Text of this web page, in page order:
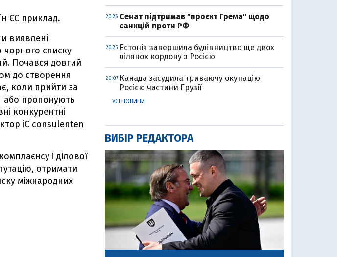
ЄС приклад.
виявлені
чорного списку
Почався довгий
до створення
коли прийти за
або пропонують
конкурентні
iC consulenten
і ділової
отримати
міжнародних
20:26 Cенат підтримав "проєкт Грема" щодо
санкцій проти РФ
20:25 Естонія завершила будівництво ще двох
ділянок кордону з Росією
20:07 Канада засудила триваючу окупацію
Росією частини Грузії
УСІ НОВИНИ
ВИБІР РЕДАКТОРА